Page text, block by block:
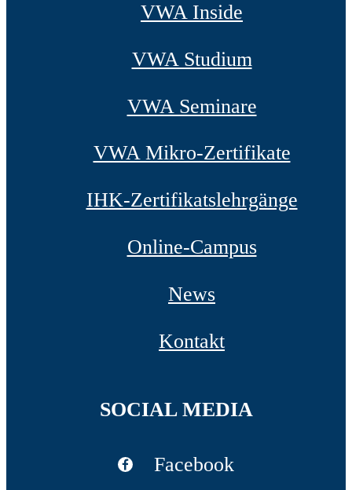
VWA Inside
VWA Studium
VWA Seminare
VWA Mikro-Zertifikate
IHK-Zertifikatslehrgänge
Online-Campus
News
Kontakt
SOCIAL MEDIA
Facebook